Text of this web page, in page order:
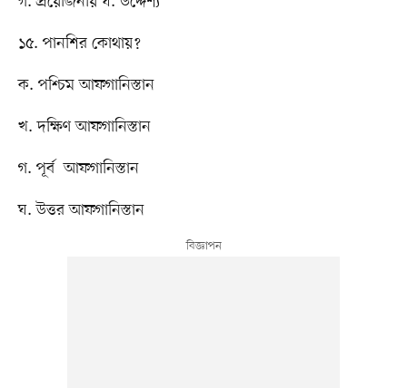
১৫. পানশির কোথায়?
ক. পশ্চিম আফগানিস্তান
খ. দক্ষিণ আফগানিস্তান
গ. পূর্ব ​ আফগানিস্তান
ঘ. উত্তর আফগানিস্তান